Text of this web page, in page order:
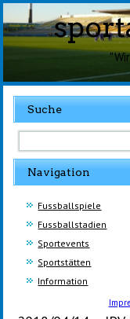
Suche
Navigation
Fussballspiele
Fussballstadien
Sportevents
Sportstätten
Information